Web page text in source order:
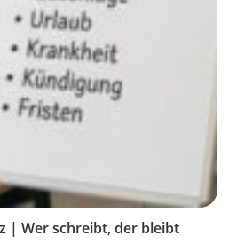
| Wer schreibt, der bleibt